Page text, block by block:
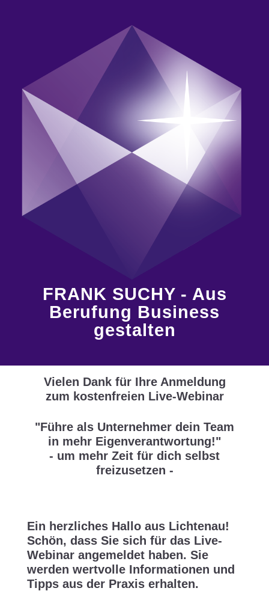
FRANK SUCHY - Aus
Berufung Business
gestalten
Vielen Dank für Ihre Anmeldung
zum kostenfreien Live-Webinar
"Führe als Unternehmer dein Team
in mehr Eigenverantwortung!"
- um mehr Zeit für dich selbst
freizusetzen -
Ein herzliches Hallo aus Lichtenau!
Schön, dass Sie sich für das Live-
Webinar angemeldet haben. Sie
werden wertvolle Informationen und
Tipps aus der Praxis erhalten.